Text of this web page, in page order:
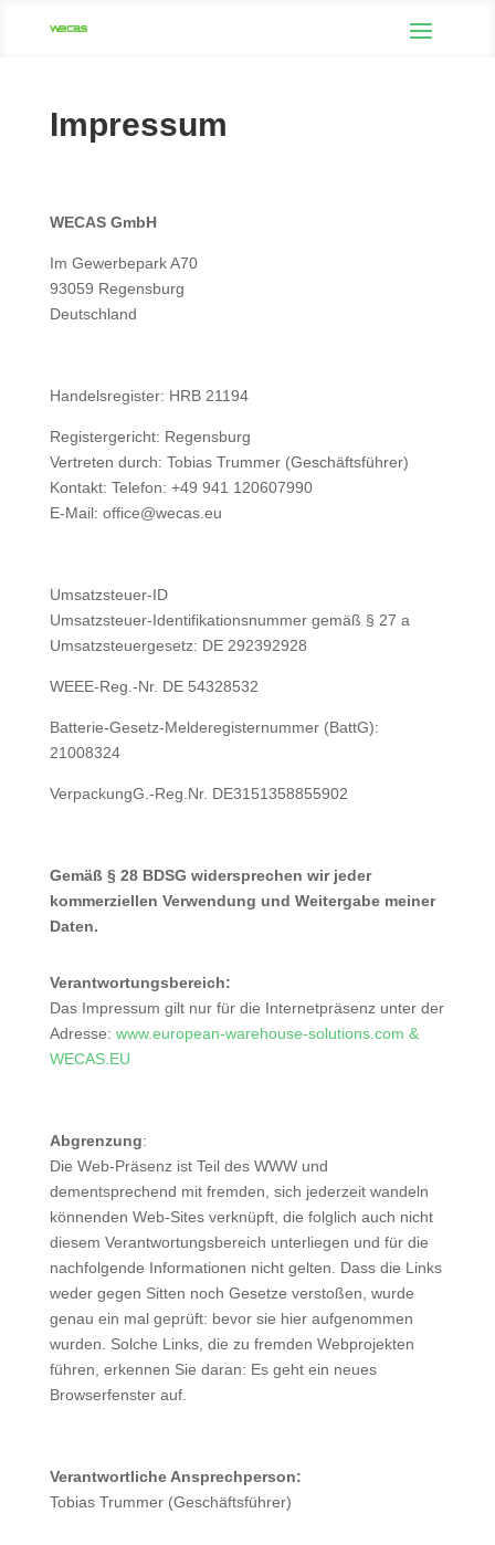
Impressum
WECAS GmbH
Im Gewerbepark A70
93059 Regensburg
Deutschland
Handelsregister: HRB 21194
Registergericht: Regensburg
Vertreten durch: Tobias Trummer (Geschäftsführer)
Kontakt: Telefon: +49 941 120607990
E-Mail: office@wecas.eu
Umsatzsteuer-ID
Umsatzsteuer-Identifikationsnummer gemäß § 27 a
Umsatzsteuergesetz: DE 292392928
WEEE-Reg.-Nr. DE 54328532
Batterie-Gesetz-Melderegisternummer (BattG):
21008324
VerpackungG.-Reg.Nr. DE3151358855902
Gemäß § 28 BDSG widersprechen wir jeder
kommerziellen Verwendung und Weitergabe meiner
Daten.
Verantwortungsbereich:
Das Impressum gilt nur für die Internetpräsenz unter der
Adresse: www.european-warehouse-solutions.com &
WECAS.EU
Abgrenzung:
Die Web-Präsenz ist Teil des WWW und
dementsprechend mit fremden, sich jederzeit wandeln
könnenden Web-Sites verknüpft, die folglich auch nicht
diesem Verantwortungsbereich unterliegen und für die
nachfolgende Informationen nicht gelten. Dass die Links
weder gegen Sitten noch Gesetze verstoßen, wurde
genau ein mal geprüft: bevor sie hier aufgenommen
wurden. Solche Links, die zu fremden Webprojekten
führen, erkennen Sie daran: Es geht ein neues
Browserfenster auf.
Verantwortliche Ansprechperson:
Tobias Trummer (Geschäftsführer)